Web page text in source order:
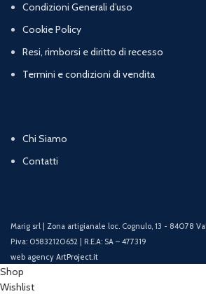
Condizioni Generali d’uso
Cookie Policy
Resi, rimborsi e diritto di recesso
Termini e condizioni di vendita
Chi Siamo
Contatti
Marig srl | Zona artigianale loc. Cognulo, 13 - 84078
P.iva: 05832120652 | R.E.A: SA – 477319
web agency ArtProject.it
Shop
Wishlist